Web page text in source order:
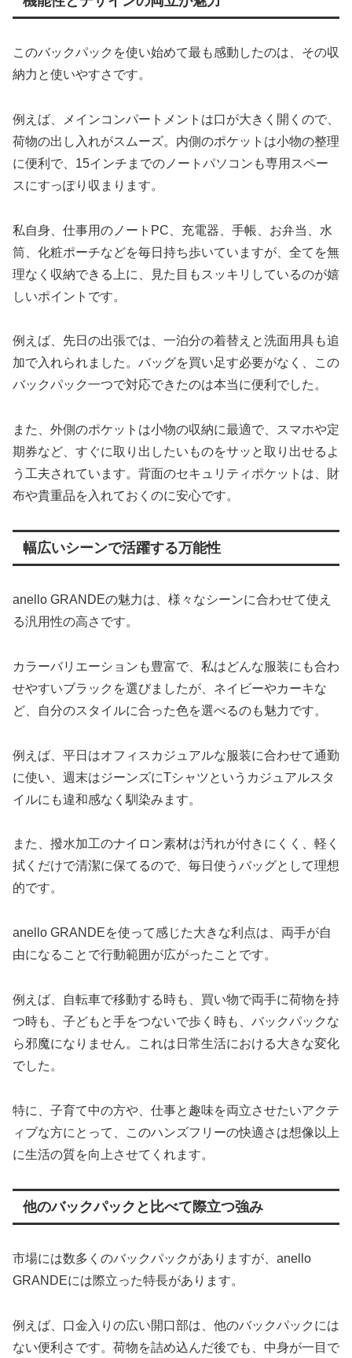
このバックパックを使い始めて最も感動したのは、その収
納力と使いやすさです。
例えば、メインコンパートメントは口が大きく開くので、
荷物の出し入れがスムーズ。内側のポケットは小物の整理
に便利で、15インチまでのノートパソコンも専用スペー
スにすっぽり収まります。
私自身、仕事用のノートPC、充電器、手帳、お弁当、水
筒、化粧ポーチなどを毎日持ち歩いていますが、全てを無
理なく収納できる上に、見た目もスッキリしているのが嬉
しいポイントです。
例えば、先日の出張では、一泊分の着替えと洗面用具も追
加で入れられました。バッグを買い足す必要がなく、この
バックパック一つで対応できたのは本当に便利でした。
また、外側のポケットは小物の収納に最適で、スマホや定
期券など、すぐに取り出したいものをサッと取り出せるよ
う工夫されています。背面のセキュリティポケットは、財
布や貴重品を入れておくのに安心です。
幅広いシーンで活躍する万能性
anello GRANDEの魅力は、様々なシーンに合わせて使え
る汎用性の高さです。
カラーバリエーションも豊富で、私はどんな服装にも合わ
せやすいブラックを選びましたが、ネイビーやカーキな
ど、自分のスタイルに合った色を選べるのも魅力です。
例えば、平日はオフィスカジュアルな服装に合わせて通勤
に使い、週末はジーンズにTシャツというカジュアルスタ
イルにも違和感なく馴染みます。
また、撥水加工のナイロン素材は汚れが付きにくく、軽く
拭くだけで清潔に保てるので、毎日使うバッグとして理想
的です。
anello GRANDEを使って感じた大きな利点は、両手が自
由になることで行動範囲が広がったことです。
例えば、自転車で移動する時も、買い物で両手に荷物を持
つ時も、子どもと手をつないで歩く時も、バックパックな
ら邪魔になりません。これは日常生活における大きな変化
でした。
特に、子育て中の方や、仕事と趣味を両立させたいアクテ
ィブな方にとって、このハンズフリーの快適さは想像以上
に生活の質を向上させてくれます。
他のバックパックと比べて際立つ強み
市場には数多くのバックパックがありますが、anello
GRANDEには際立った特長があります。
例えば、口金入りの広い開口部は、他のバックパックには
ない便利さです。荷物を詰め込んだ後でも、中身が一目で